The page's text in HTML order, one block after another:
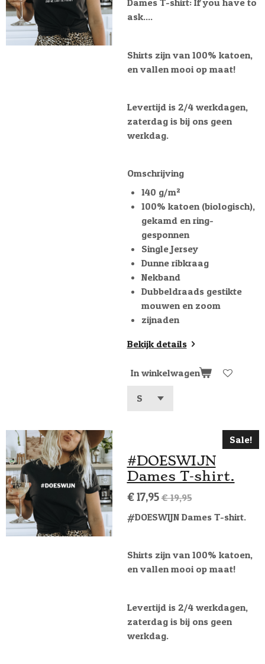
Dames T-shirt: If you have to
ask....
Shirts zijn van 100% katoen,
en vallen mooi op maat!
Levertijd is 2/4 werkdagen,
zaterdag is bij ons geen
werkdag.
Omschrijving
140 g/m²
100% katoen (biologisch),
gekamd en ring-
gesponnen
Single Jersey
Dunne ribkraag
Nekband
Dubbeldraads gestikte
mouwen en zoom
zijnaden
Bekijk details
In winkelwagen
Sale!
#DOESWIJN
Dames T-shirt.
€ 17,95 € 19,95
#DOESWIJN Dames T-shirt.
Shirts zijn van 100% katoen,
en vallen mooi op maat!
Levertijd is 2/4 werkdagen,
zaterdag is bij ons geen
werkdag.